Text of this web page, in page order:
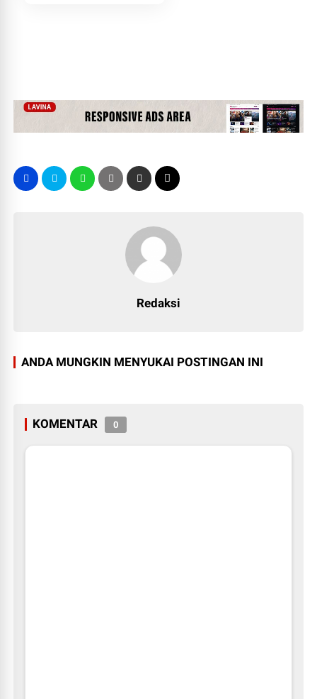
Redaksi
ANDA MUNGKIN MENYUKAI POSTINGAN INI
KOMENTAR 0